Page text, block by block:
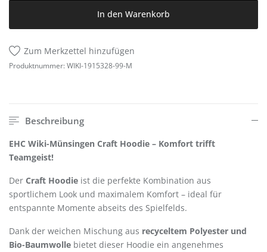
In den Warenkorb
Zum Merkzettel hinzufügen
Produktnummer: WIKI-1915328-99-M
Beschreibung
EHC Wiki-Münsingen Craft Hoodie – Komfort trifft
Teamgeist!
Der Craft Hoodie ist die perfekte Kombination aus
sportlichem Look und maximalem Komfort – ideal für
entspannte Momente abseits des Spielfelds.
Dank der weichen Mischung aus recyceltem Polyester und
Bio-Baumwolle bietet dieser Hoodie ein angenehmes